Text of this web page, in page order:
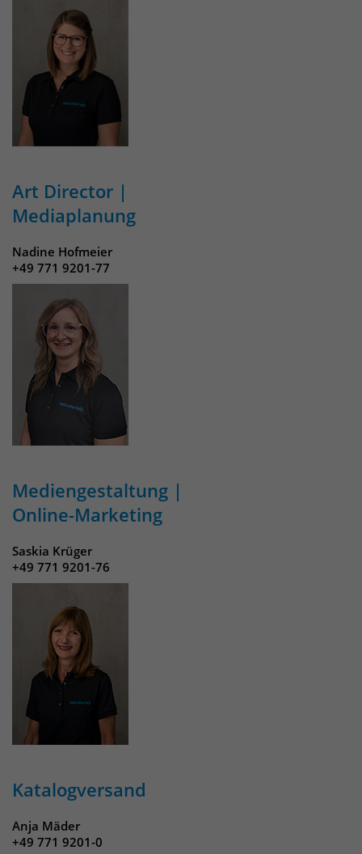
Art Director |
Mediaplanung
Nadine Hofmeier
+49 771 9201-77
Mediengestaltung |
Online-Marketing
Saskia Krüger
+49 771 9201-76
Katalogversand
Anja Mäder
+49 771 9201-0